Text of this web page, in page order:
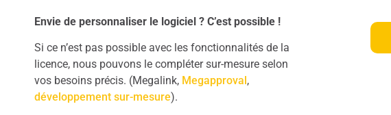
Envie de personnaliser le logiciel ? C’est possible !
Si ce n’est pas possible avec les fonctionnalités de la
licence, nous pouvons le compléter sur-mesure selon
vos besoins précis. (Megalink, Megapproval,
développement sur-mesure).